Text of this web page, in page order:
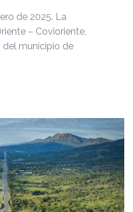
de 2025. La
– Covioriente,
del municipio de